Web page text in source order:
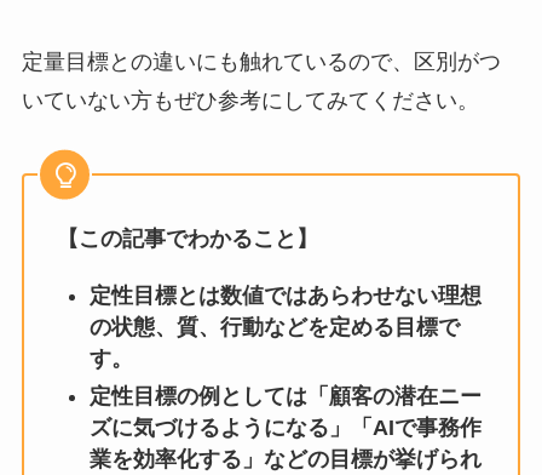
定量目標との違いにも触れているので、区別がつ
いていない方もぜひ参考にしてみてください。
【この記事でわかること】
定性目標とは数値ではあらわせない理想
の状態、質、行動などを定める目標で
す。
定性目標の例としては「顧客の潜在ニー
ズに気づけるようになる」「AIで事務作
業を効率化する」などの目標が挙げられ